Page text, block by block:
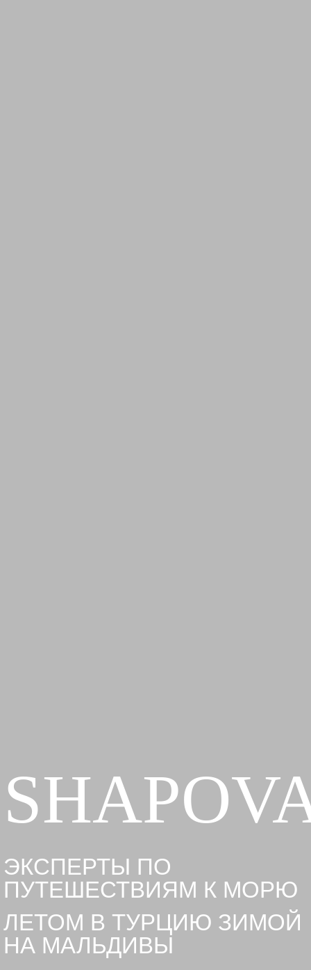
ЭКСПЕРТЫ ПО
ПУТЕШЕСТВИЯМ К МОРЮ
ЛЕТОМ В ТУРЦИЮ ЗИМОЙ
НА МАЛЬДИВЫ